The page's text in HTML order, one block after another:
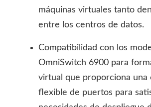
máquinas virtuales tanto
entre los centros de datos.
Compatibilidad con los
OmniSwitch 6900 para
virtual que proporciona una
flexible de puertos para